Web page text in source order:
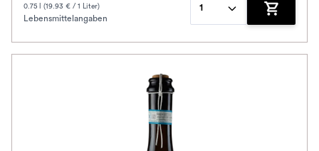
0.75 l (19.93 € / 1 Liter)
Lebensmittelangaben
1
Zum